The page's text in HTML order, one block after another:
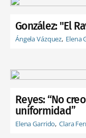
González: "El
Ángela Vázquez Elena
Reyes: “No
uniformidad”
Elena Garrido Clara